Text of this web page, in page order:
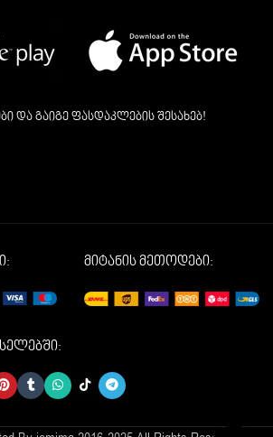
და გაიგე ფასდაკლების შესახებ!
მიტანის მეთოდები: